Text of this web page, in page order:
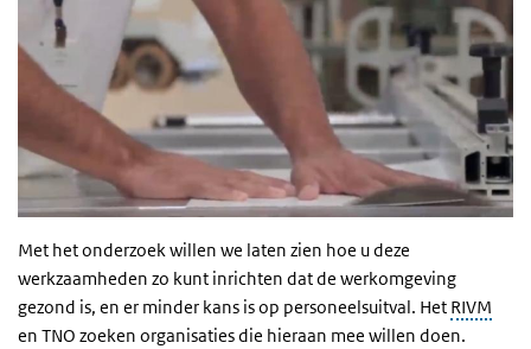
Met het onderzoek willen we laten zien hoe u deze
werkzaamheden zo kunt inrichten dat de werkomgeving
gezond is, en er minder kans is op personeelsuitval. Het RIVM
en TNO zoeken organisaties die hieraan mee willen doen.